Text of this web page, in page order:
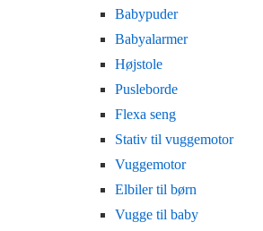
Babypuder
Babyalarmer
Højstole
Pusleborde
Flexa seng
Stativ til vuggemotor
Vuggemotor
Elbiler til børn
Vugge til baby